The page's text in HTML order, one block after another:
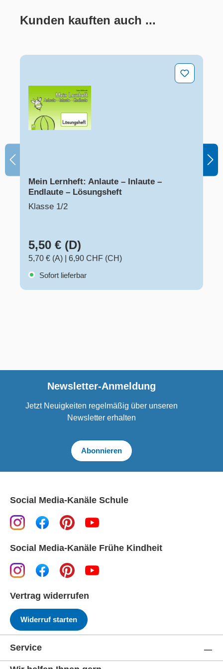
Produktgalerie überspringen
Kunden kauften auch ...
Mein Lernheft: Anlaute – Inlaute – Endlaute –
Mein Lernheft: Anlaute – Inlaute –
Endlaute – Lösungsheft
Klasse 1/2
5,50 € (D)
5,70 € (A)
6,90 CHF (CH)
Sofort lieferbar
Newsletter-Anmeldung
Jetzt Neuigkeiten regelmäßig über unseren
Newsletter erhalten
Abonnieren
Social Media-Kanäle Schule
Social Media-Kanäle Frühe Kindheit
Vertrag widerrufen
Widerruf starten
Service